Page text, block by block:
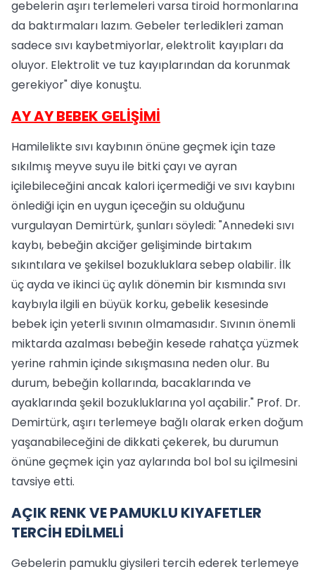
gebelerin aşırı terlemeleri varsa tiroid hormonlarına
da baktırmaları lazım. Gebeler terledikleri zaman
sadece sıvı kaybetmiyorlar, elektrolit kayıpları da
oluyor. Elektrolit ve tuz kayıplarından da korunmak
gerekiyor" diye konuştu.
AY AY BEBEK GELİŞİMİ
Hamilelikte sıvı kaybının önüne geçmek için taze
sıkılmış meyve suyu ile bitki çayı ve ayran
içilebileceğini ancak kalori içermediği ve sıvı kaybını
önlediği için en uygun içeceğin su olduğunu
vurgulayan Demirtürk, şunları söyledi: "Annedeki sıvı
kaybı, bebeğin akciğer gelişiminde birtakım
sıkıntılara ve şekilsel bozukluklara sebep olabilir. İlk
üç ayda ve ikinci üç aylık dönemin bir kısmında sıvı
kaybıyla ilgili en büyük korku, gebelik kesesinde
bebek için yeterli sıvının olmamasıdır. Sıvının önemli
miktarda azalması bebeğin kesede rahatça yüzmek
yerine rahmin içinde sıkışmasına neden olur. Bu
durum, bebeğin kollarında, bacaklarında ve
ayaklarında şekil bozukluklarına yol açabilir." Prof. Dr.
Demirtürk, aşırı terlemeye bağlı olarak erken doğum
yaşanabileceğini de dikkati çekerek, bu durumun
önüne geçmek için yaz aylarında bol bol su içilmesini
tavsiye etti.
AÇIK RENK VE PAMUKLU KIYAFETLER
TERCİH EDİLMELİ
Gebelerin pamuklu giysileri tercih ederek terlemeye